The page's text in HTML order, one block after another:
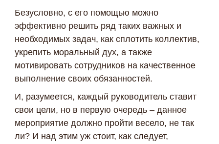
Безусловно, с его помощью можно
эффективно решить ряд таких важных и
необходимых задач, как сплотить коллектив,
укрепить моральный дух, а также
мотивировать сотрудников на качественное
выполнение своих обязанностей.
И, разумеется, каждый руководитель ставит
свои цели, но в первую очередь – данное
мероприятие должно пройти весело, не так
ли? И над этим уж стоит, как следует,